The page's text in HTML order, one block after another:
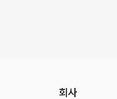
회사